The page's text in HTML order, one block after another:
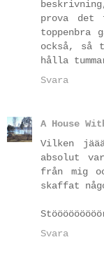
prova
toppenbra
också, så
hålla
Svara
A House
Vilken
absolut
från mig
skaffat
Svara